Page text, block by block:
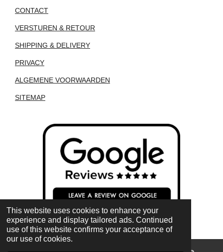
This website uses cookies to enhance your
experience and display tailored ads. Continued
use of this website confirms your acceptance of
our use of cookies.
CONTACT
VERSTUREN & RETOUR
SHIPPING & DELIVERY
PRIVACY
ALGEMENE VOORWAARDEN
SITEMAP